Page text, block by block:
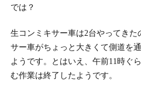
では？
生コンミキサー車は2台やってき
サー車がちょっと大きくて側道を
ようです。とはいえ、午前11時ぐ
む作業は終了したようです。